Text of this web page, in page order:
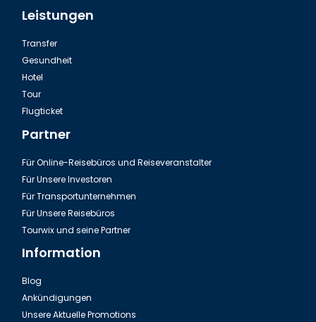
Leistungen
Transfer
Gesundheit
Hotel
Tour
Flugticket
Partner
Für Online-Reisebüros und Reiseveranstalter
Für Unsere Investoren
Für Transportunternehmen
Für Unsere Reisebüros
Tourwix und seine Partner
Information
Blog
Ankündigungen
Unsere Aktuelle Promotions